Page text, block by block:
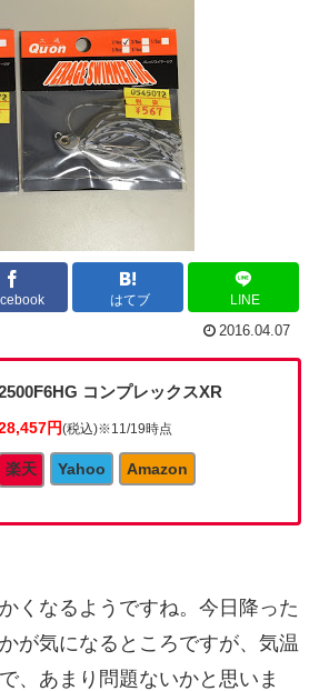
はてブ LINE
2016.04.07
コンプレックスXR
円(税込)※11/19時点
楽天 Yahoo Amazon
くなるようですね。今日降った
が気になるところですが、気温
、あまり問題ないかと思いま